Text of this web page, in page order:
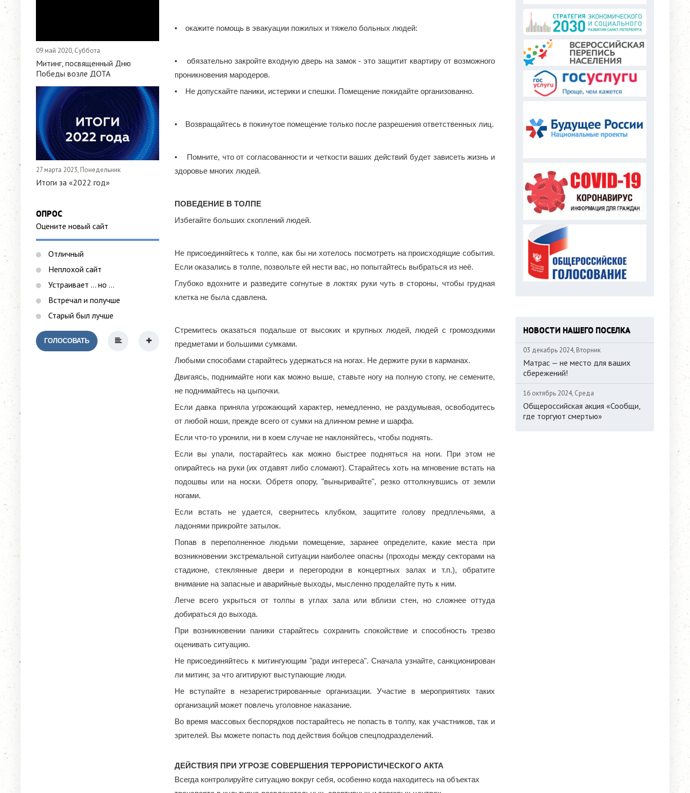
09 май 2020, Суббота
Митинг, посвященный Дню
Победы возле ДОТА
27 марта 2023, Понедельник
Итоги за «2022 год»
ОПРОС
Оцените новый сайт
Отличный
Неплохой сайт
Устраивает ... но ...
Встречал и получше
Старый был лучше
ГОЛОСОВАТЬ
• окажите помощь в эвакуации пожилых и тяжело больных людей:
• обязательно закройте входную дверь на замок - это защитит квартиру от возможного
проникновения мародеров.
• Не допускайте паники, истерики и спешки. Помещение покидайте организованно.
• Возвращайтесь в покинутое помещение только после разрешения ответственных лиц.
• Помните, что от согласованности и четкости ваших действий будет зависеть жизнь и
здоровье многих людей.
ПОВЕДЕНИЕ В ТОЛПЕ
Избегайте больших скоплений людей.
Не присоединяйтесь к толпе, как бы ни хотелось посмотреть на происходящие события.
Если оказались в толпе, позвольте ей нести вас, но попытайтесь выбраться из неё.
Глубоко вдохните и разведите согнутые в локтях руки чуть в стороны, чтобы грудная
клетка не была сдавлена.
Стремитесь оказаться подальше от высоких и крупных людей, людей с громоздкими
предметами и большими сумками.
Любыми способами старайтесь удержаться на ногах. Не держите руки в карманах.
Двигаясь, поднимайте ноги как можно выше, ставьте ногу на полную стопу, не семените,
не поднимайтесь на цыпочки.
Если давка приняла угрожающий характер, немедленно, не раздумывая, освободитесь
от любой ноши, прежде всего от сумки на длинном ремне и шарфа.
Если что-то уронили, ни в коем случае не наклоняйтесь, чтобы поднять.
Если вы упали, постарайтесь как можно быстрее подняться на ноги. При этом не
опирайтесь на руки (их отдавят либо сломают). Старайтесь хоть на мгновение встать на
подошвы или на носки. Обретя опору, "выныривайте", резко оттолкнувшись от земли
ногами.
Если встать не удается, свернитесь клубком, защитите голову предплечьями, а
ладонями прикройте затылок.
Попав в переполненное людьми помещение, заранее определите, какие места при
возникновении экстремальной ситуации наиболее опасны (проходы между секторами на
стадионе, стеклянные двери и перегородки в концертных залах и т.п.), обратите
внимание на запасные и аварийные выходы, мысленно проделайте путь к ним.
Легче всего укрыться от толпы в углах зала или вблизи стен, но сложнее оттуда
добираться до выхода.
При возникновении паники старайтесь сохранить спокойствие и способность трезво
оценивать ситуацию.
Не присоединяйтесь к митингующим "ради интереса". Сначала узнайте, санкционирован
ли митинг, за что агитируют выступающие люди.
Не вступайте в незарегистрированные организации. Участие в мероприятиях таких
организаций может повлечь уголовное наказание.
Во время массовых беспорядков постарайтесь не попасть в толпу, как участников, так и
зрителей. Вы можете попасть под действия бойцов спецподразделений.
ДЕЙСТВИЯ ПРИ УГРОЗЕ СОВЕРШЕНИЯ ТЕРРОРИСТИЧЕСКОГО АКТА
Всегда контролируйте ситуацию вокруг себя, особенно когда находитесь на объектах
НОВОСТИ НАШЕГО ПОСЕЛКА
03 декабрь 2024, Вторник
Матрас — не место для ваших
сбережений!
16 октябрь 2024, Среда
Общероссийская акция «Сообщи,
где торгуют смертью»